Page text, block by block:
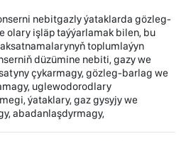
nebitgazly ýataklarda gözleg-
olary işläp taýýarlamak bilen, bu
toplumlaýyn
düzümine nebiti, gazy we
çykarmagy, gözleg-barlag we
uglewodorodlary
ýataklary, gaz gysyjy we
abadanlaşdyrmagy,